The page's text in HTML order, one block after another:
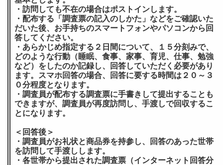
・訪問しても不在の場合はポストインします。
・配布する「調査票の記入のしかた」などをご確認いた
だいた後、お手持ちのスマートフォンやパソコンから回
答してください。
・あらかじめ指定する２日間について、１５分刻みで、
どのような行動（睡眠、食事、家事、育児、仕事、勉強
など）をしたのか記録し、回答していただく必要があり
ます。スマホ回答の場合、回答に要する時間は２０～３
０分程度となります。
・調査員が配布する調査票に手書きして提出することも
できますが、調査員が再度訪問し、手渡しで回収するこ
とになります。
＜回答後＞
・調査員がお礼状と商品券を持参し、回答のあった世帯
を訪問して手渡しします。
・各世帯から提出された調査票（インターネット回答分